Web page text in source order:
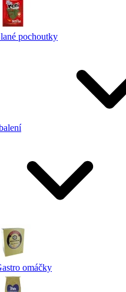
pochoutky
omáčky